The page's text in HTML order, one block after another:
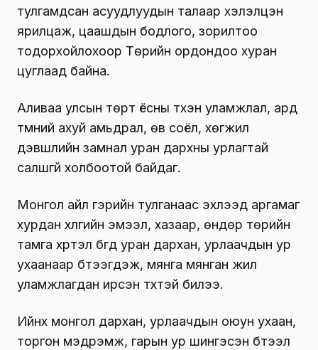
тулгамдсан асуудлуудын талаар хэлэлцэн
ярилцаж, цаашдын бодлого, зорилтоо
тодорхойлохоор Төрийн ордондоо хуран
цуглаад байна.
Аливаа улсын төрт ёсны түүхэн уламжлал, ард
түмний ахуй амьдрал, өв соёл, хөгжил
дэвшлийн замнал уран дархны урлагтай
салшгүй холбоотой байдаг.
Монгол айл гэрийн тулганаас эхлээд аргамаг
хурдан хүлгийн эмээл, хазаар, өндөр төрийн
тамга хүртэл бүгд уран дархан, урлаачдын ур
ухаанаар бүтээгдэж, мянга мянган жил
уламжлагдан ирсэн түүхтэй билээ.
Ийнхүү монгол дархан, урлаачдын оюун ухаан,
торгон мэдрэмж, гарын ур шингэсэн бүтээл